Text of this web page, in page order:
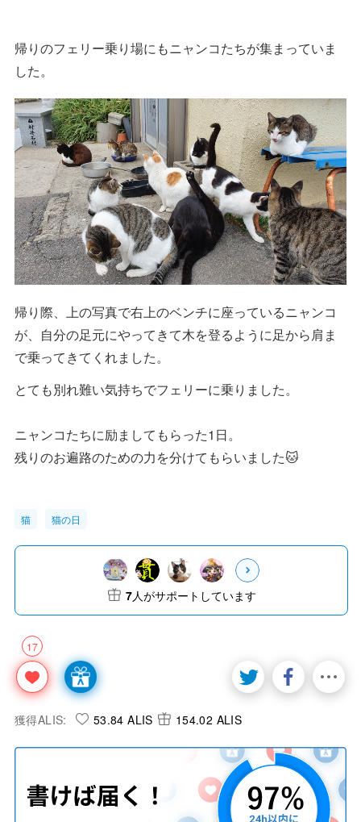
帰りのフェリー乗り場にもニャンコたちが集まっていま
した。
帰り際、上の写真で右上のベンチに座っているニャンコ
が、自分の足元にやってきて木を登るように足から肩ま
で乗ってきてくれました。
とても別れ難い気持ちでフェリーに乗りました。
ニャンコたちに励ましてもらった1日。
残りのお遍路のための力を分けてもらいました🐱
猫 猫の日
17
7人がサポートしています
獲得ALIS: 53.84 ALIS 154.02 ALIS